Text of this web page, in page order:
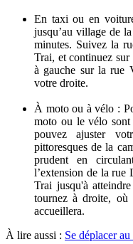
En taxi ou en
jusqu’au village de
minutes. Suivez la
Trai, et continuez sur
à gauche sur la rue
votre droite.
À moto ou à vélo :
moto ou le vélo sont
pouvez ajuster
pittoresques de la
prudent en
l’extension de la
Trai jusqu'à
tournez à droite,
accueillera.
À lire aussi : Se déplacer